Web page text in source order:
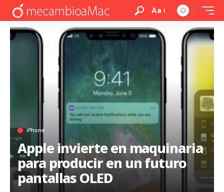
Aa
iPhone
Apple invierte en maquinaria
para producir en un futuro
pantallas OLED